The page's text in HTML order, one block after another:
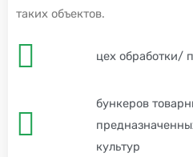
таких объектов.
цех обработки/
бункеров
культур